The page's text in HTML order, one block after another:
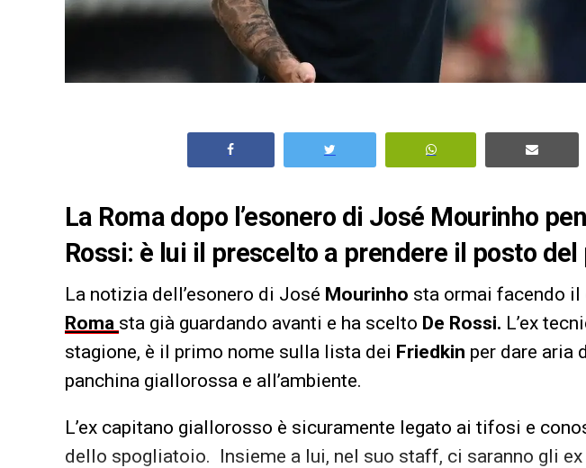
La Roma dopo l’esonero di José Mourinho
Rossi: è lui il prescelto a prendere il posto
La notizia dell’esonero di José Mourinho sta ormai facendo il
Roma sta già guardando avanti e ha scelto De Rossi. L’ex
stagione, è il primo nome sulla lista dei Friedkin per dare aria
panchina giallorossa e all’ambiente.
L’ex capitano giallorosso è sicuramente legato ai tifosi e
dello spogliatoio. Insieme a lui, nel suo staff, ci saranno gli